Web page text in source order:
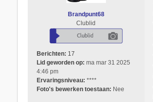
Brandpunt68
Clublid
Berichten: 17
Lid geworden op: ma mar 31 2025
4:46 pm
Ervaringsniveau: ****
Foto's bewerken toestaan: Nee